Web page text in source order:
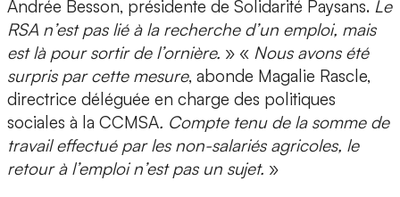
Andrée Besson, présidente de Solidarité Paysans. Le
RSA n’est pas lié à la recherche d’un emploi, mais
est là pour sortir de l’ornière. » « Nous avons été
surpris par cette mesure, abonde Magalie Rascle,
directrice déléguée en charge des politiques
sociales à la CCMSA. Compte tenu de la somme de
travail effectué par les non-salariés agricoles, le
retour à l’emploi n’est pas un sujet. »